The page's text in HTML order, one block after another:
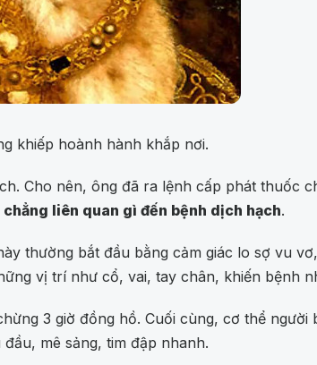
khiếp hoành hành khắp nơi.
Cho nên, ông đã ra lệnh cấp phát thuốc
liên quan gì đến bệnh dịch hạch.
thường bắt đầu bằng cảm giác lo sợ vu
vị trí như cổ, vai, tay chân, khiến bệnh
3 giờ đồng hồ. Cuối cùng, cơ thể
mê sảng, tim đập nhanh.